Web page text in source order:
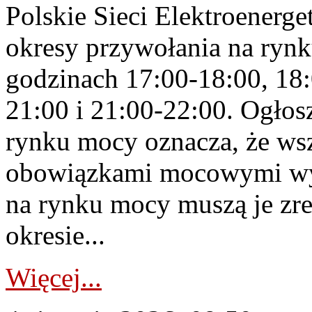
Polskie Sieci
okresy przywołania na
godzinach 17:00-18:00,
21:00 i 21:00-22:00.
rynku mocy oznacza, że
obowiązkami mocowymi
na rynku mocy muszą je
okresie...
Więcej...